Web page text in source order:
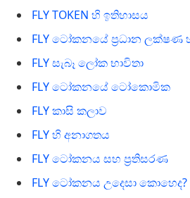
FLY TOKEN හි ඉතිහාසය
FLY ටෝකනයේ ප්‍රධාන ලක්ෂණ
FLY සැබෑ ලෝක භාවිතා
FLY ටෝකනයේ ටෝකොමික
FLY කාසි කලාව
FLY හි අනාගතය
FLY ටෝකනය සහ ප‍්‍රතිසරණ
FLY ටෝකනය උදෙසා කොහෙද?